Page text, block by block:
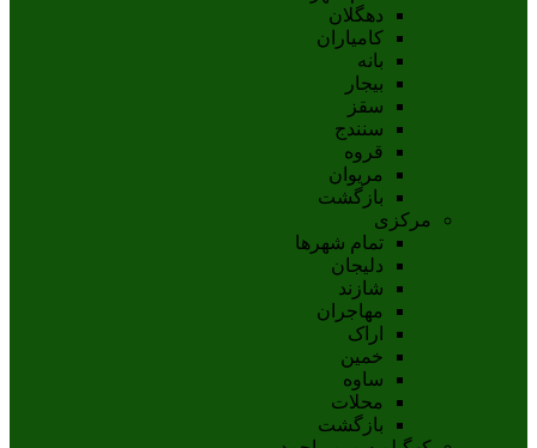
دهگلان
کامیاران
بانه
بيجار
سقز
سنندج
قروه
مريوان
بازگشت
مرکزی
تمام شهر‌ها
دلیجان
شازند
مهاجران
اراک
خمين
ساوه
محلات
بازگشت